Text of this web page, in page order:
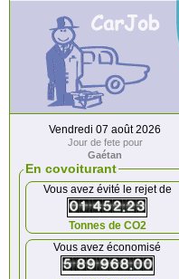
Vendredi 07 août 2026
Jour de fete pour
Gaétan
En covoiturant
Vous avez évité le rejet de
Tonnes de CO2
Vous avez économisé